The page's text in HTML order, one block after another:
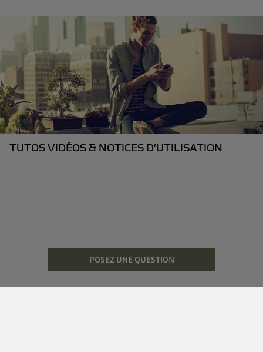
TUTOS VIDÉOS & NOTICES D’UTILISATION
POSEZ UNE QUESTION